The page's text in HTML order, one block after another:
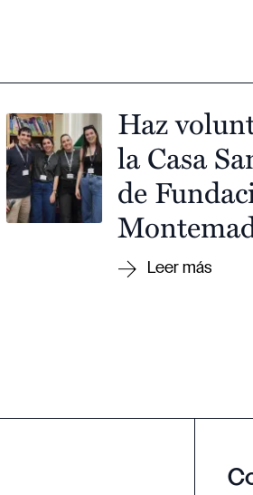
Haz
la Casa
de